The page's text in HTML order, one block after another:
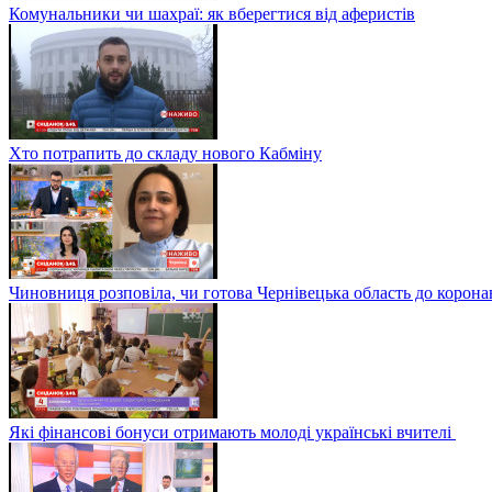
Комунальники чи шахраї: як вберегтися від аферистів
Хто потрапить до складу нового Кабміну
Чиновниця розповіла, чи готова Чернівецька область до
Які фінансові бонуси отримають молоді українські вчителі